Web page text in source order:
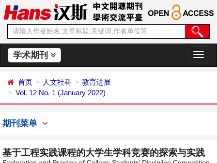
学术期刊
切
换
首页 人文社科
教育进展
Vol. 12 No. 1 (January 2022)
期刊菜单
基于工程实践课程的大学生学科竞赛的探索与实践